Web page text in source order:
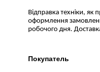
Відправка техніки, як
оформлення
робочого дня.
Покупатель